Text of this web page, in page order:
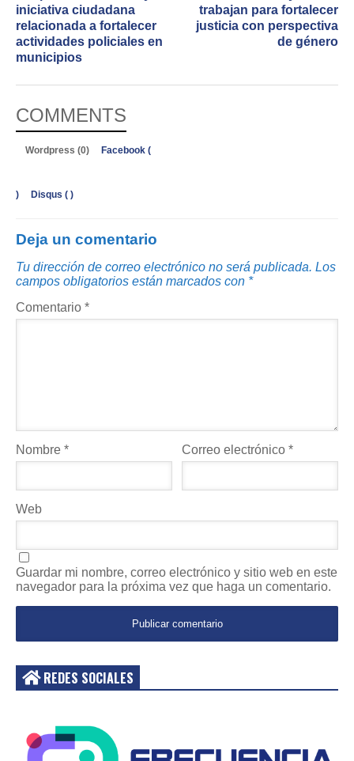
iniciativa ciudadana
relacionada a fortalecer
actividades policiales en
municipios
trabajan para fortalecer
justicia con perspectiva
de género
COMMENTS
Wordpress (0) Facebook (
) Disqus ( )
Deja un comentario
Tu dirección de correo electrónico no será publicada. Los
campos obligatorios están marcados con *
Comentario *
Nombre * Correo electrónico*
Web
Guardar mi nombre, correo electrónico y sitio web en este
navegador para la próxima vez que haga un comentario.
REDES SOCIALES